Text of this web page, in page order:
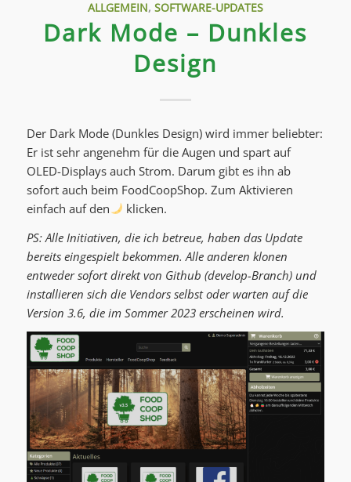
ALLGEMEIN, SOFTWARE-UPDATES
Dark Mode – Dunkles
Design
Der Dark Mode (Dunkles Design) wird immer beliebter:
Er ist sehr angenehm für die Augen und spart auf
OLED-Displays auch Strom. Darum gibt es ihn ab
sofort auch beim FoodCoopShop. Zum Aktivieren
einfach auf den
klicken.
PS: Alle Initiativen, die ich betreue, haben das Update
bereits eingespielt bekommen. Alle anderen klonen
entweder sofort direkt von Github (develop-Branch) und
installieren sich die Vendors selbst oder warten auf die
Version 3.6, die im Sommer 2023 erscheinen wird.